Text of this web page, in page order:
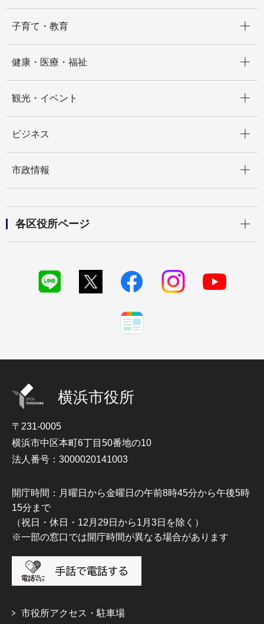
子育て・教育
健康・医療・福祉
観光・イベント
ビジネス
市政情報
各区役所ページ
横浜市役所
〒231-0005
横浜市中区本町6丁目50番地の10
法人番号：3000020141003
開庁時間：月曜日から金曜日の午前8時45分から午後5時
15分まで
（祝日・休日・12月29日から1月3日を除く）
※一部の窓口では開庁時間が異なる場合があります
市役所アクセス・駐車場